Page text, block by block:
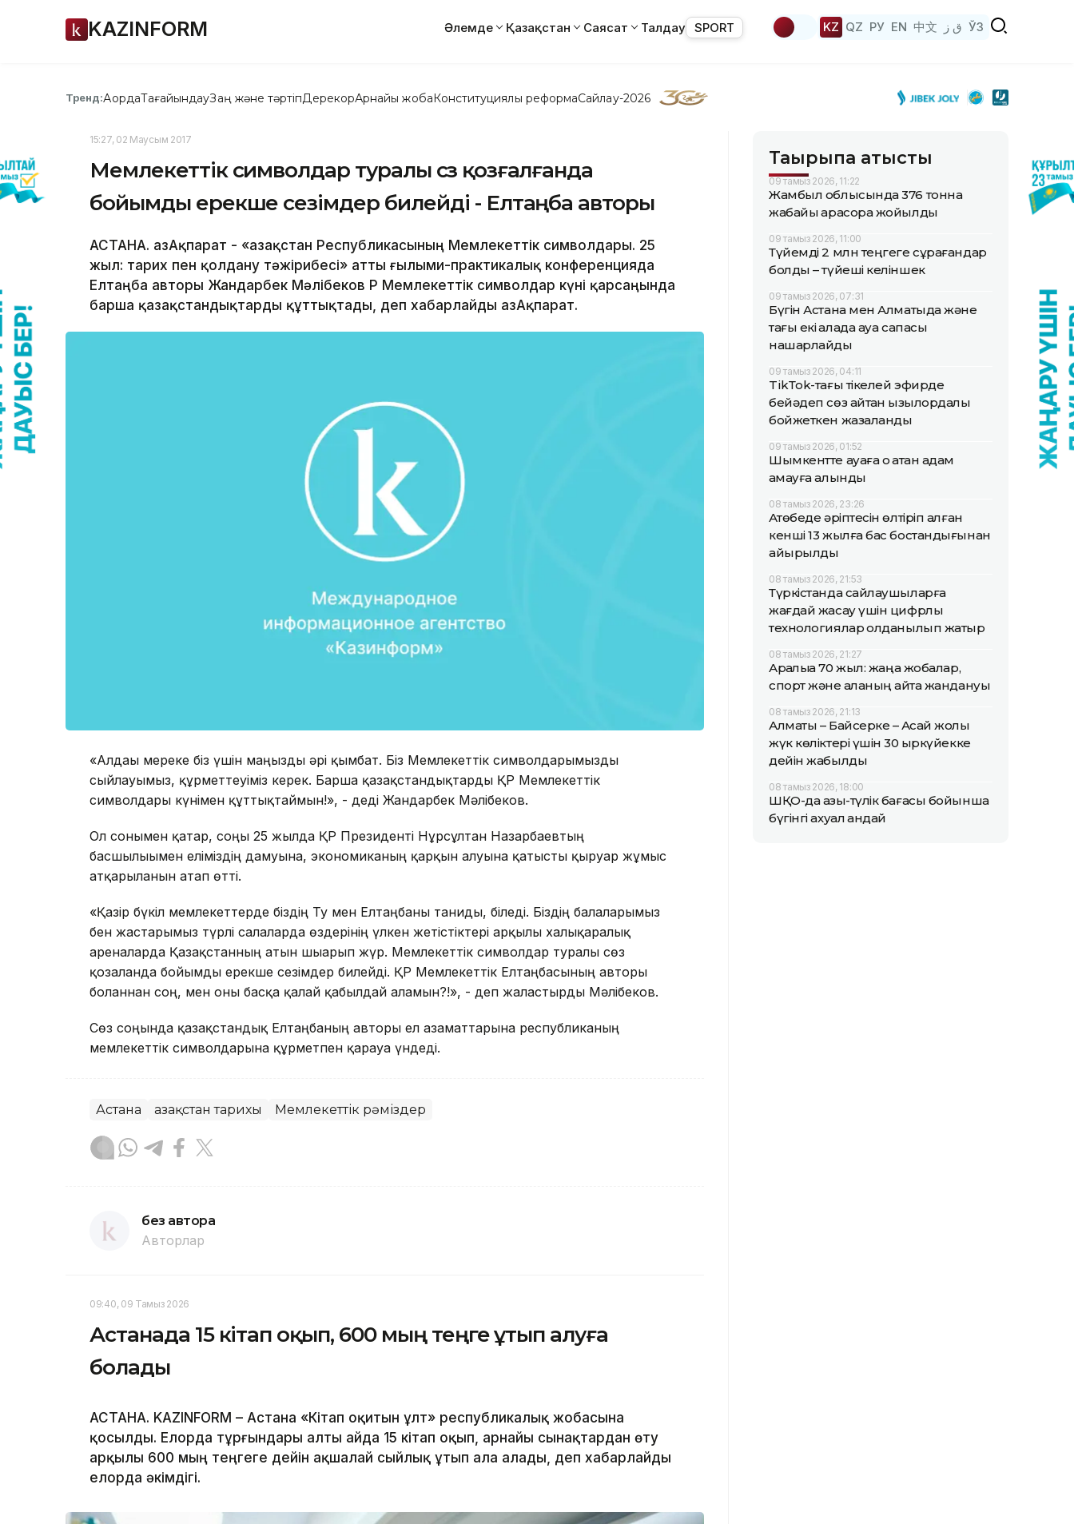
KAZINFORM Әлемде Қазақстан Саясат Талдау SPORT KZ QZ РУ EN 中文 ق ز ЎЗ
Тренд:АқордаТағайындауЗаң және тәртіпДерекқорАрнайы жобаКонституциялық реформаСайлау-2026
15:27, 02 Маусым 2017
Мемлекеттік символдар туралы сөз қозғалғанда
бойымды ерекше сезімдер билейді - Елтаңба авторы
АСТАНА. ҚазАқпарат - «Қазақстан Республикасының Мемлекеттік символдары. 25
жыл: тарих пен қолдану тәжірибесі» атты ғылыми-практикалық конференцияда
Елтаңба авторы Жандарбек Мәлібеков ҚР Мемлекеттік символдар күні қарсаңында
барша қазақстандықтарды құттықтады, деп хабарлайды ҚазАқпарат.
«Алдағы мереке біз үшін маңызды әрі қымбат. Біз Мемлекеттік символдарымызды
сыйлауымыз, құрметтеуіміз керек. Барша қазақстандықтарды ҚР Мемлекеттік
символдары күнімен құттықтаймын!», - деді Жандарбек Мәлібеков.
Ол сонымен қатар, соңғы 25 жылда ҚР Президенті Нұрсұлтан Назарбаевтың
басшылығымен еліміздің дамуына, экономиканың қарқын алуына қатысты қыруар жұмыс
атқарылғанын атап өтті.
«Қазір бүкіл мемлекеттерде біздің Ту мен Елтаңбаны таниды, біледі. Біздің балаларымыз
бен жастарымыз түрлі салаларда өздерінің үлкен жетістіктері арқылы халықаралық
ареналарда Қазақстанның атын шығарып жүр. Мемлекеттік символдар туралы сөз
қозғалғанда бойымды ерекше сезімдер билейді. ҚР Мемлекеттік Елтаңбасының авторы
болғаннан соң, мен оны басқа қалай қабылдай аламын?!», - деп жалғастырды Мәлібеков.
Сөз соңында қазақстандық Елтаңбаның авторы ел азаматтарына республиканың
мемлекеттік символдарына құрметпен қарауға үндеді.
Астана Қазақстан тарихы Мемлекеттік рәміздер
без автора
Авторлар
09:40, 09 Тамыз 2026
Астанада 15 кітап оқып, 600 мың теңге ұтып алуға
болады
АСТАНА. KAZINFORM – Астана «Кітап оқитын ұлт» республикалық жобасына
қосылды. Елорда тұрғындары алты айда 15 кітап оқып, арнайы сынақтардан өту
арқылы 600 мың теңгеге дейін ақшалай сыйлық ұтып ала алады, деп хабарлайды
елорда әкімдігі.
Тақырыпқа қатысты
09 тамыз 2026, 11:22
Жамбыл облысында 376 тонна
жабайы қарасора жойылды
09 тамыз 2026, 11:00
Түйемді 2 млн теңгеге сұрағандар
болды – түйеші келіншек
09 тамыз 2026, 07:31
Бүгін Астана мен Алматыда және
тағы екі қалада ауа сапасы
нашарлайды
09 тамыз 2026, 04:11
TikТok-тағы тікелей эфирде
бейәдеп сөз айтқан қызылордалық
бойжеткен жазаланды
09 тамыз 2026, 01:52
Шымкентте ауаға оқ атқан адам
қамауға алынды
08 тамыз 2026, 23:26
Ақтөбеде әріптесін өлтіріп алған
кенші 13 жылға бас бостандығынан
айырылды
08 тамыз 2026, 21:53
Түркістанда сайлаушыларға
жағдай жасау үшін цифрлық
технологиялар қолданылып жатыр
08 тамыз 2026, 21:27
Арқалыққа 70 жыл: жаңа жобалар,
спорт және қаланың қайта жандануы
08 тамыз 2026, 21:13
Алматы – Байсерке – Ақсай жолы
жүк көліктері үшін 30 қыркүйекке
дейін жабылды
08 тамыз 2026, 18:00
ШҚО-да азық-түлік бағасы бойынша
бүгінгі ахуал қандай